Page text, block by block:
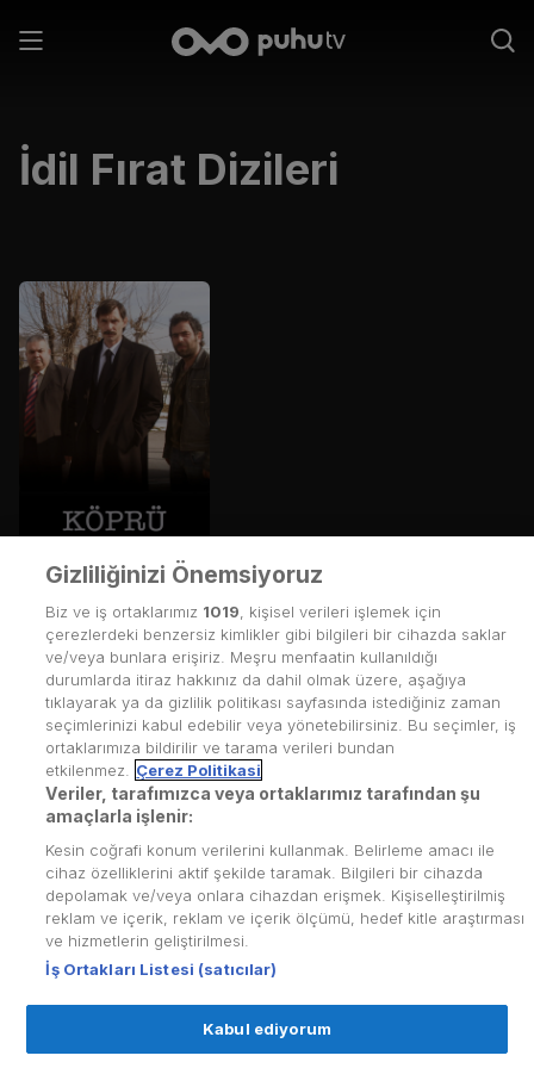
İdil Fırat Dizileri
Kullanım Koşulları
Üyelik Sözleşmesi
Kvkk Politikası
Gizliliğinizi Önemsiyoruz
Biz ve iş ortaklarımız 1019 , kişisel verileri işlemek için
çerezlerdeki benzersiz kimlikler gibi bilgileri bir cihazda saklar
ve/veya bunlara erişiriz. Meşru menfaatin kullanıldığı
durumlarda itiraz hakkınız da dahil olmak üzere, aşağıya
tıklayarak ya da gizlilik politikası sayfasında istediğiniz zaman
seçimlerinizi kabul edebilir veya yönetebilirsiniz. Bu seçimler, iş
ortaklarımıza bildirilir ve tarama verileri bundan
etkilenmez.
Çerez Politikasi
Veriler, tarafımızca veya ortaklarımız tarafından şu
amaçlarla işlenir:
Kesin coğrafi konum verilerini kullanmak. Belirleme amacı ile
cihaz özelliklerini aktif şekilde taramak. Bilgileri bir cihazda
depolamak ve/veya onlara cihazdan erişmek. Kişiselleştirilmiş
reklam ve içerik, reklam ve içerik ölçümü, hedef kitle araştırması
ve hizmetlerin geliştirilmesi.
İş Ortakları Listesi (satıcılar)
Kabul ediyorum